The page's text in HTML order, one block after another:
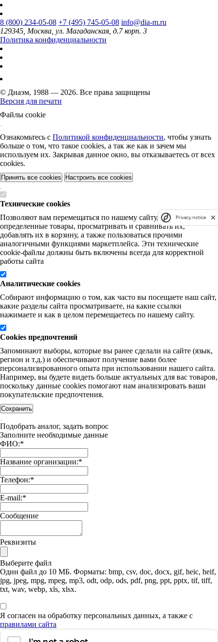
8 (800) 234-05-08 +7 (495) 745-05-08 info@dia-m.ru
129345, Москва, ул. Магаданская, д.7 корп. 3
Политика конфиденциальности
© Диаэм, 1988 — 2026. Все права защищены
Версия для печати
Файлы cookie
Ознакомьтесь с Политикой конфиденциальности, чтобы узнать
больше о том, что такое cookies, а так же как и зачем мы
используем их. Закрывая данное окно, вы отказываетесь от всех
cookies.
Принять все cookies Настроить все cookies
Технические cookies
Позволяют вам перемещаться по нашему сайту, искать
определенные товары, просматривать и сравнивать их,
добавлять их в корзину, а также пользоваться прочими
аналогичными функциями маркетплейса. Эти технические
cookie-файлы должны быть включены всегда для корректной
работы сайта
Аналитические cookies
Собирают информацию о том, как часто вы посещаете наш сайт,
какие разделы сайта просматриваете, на какие ссылки
нажимаете и как в целом перемещаетесь по нашему сайту.
Cookies предпочтений
Запоминают выборы, которые вы ранее сделали на сайте (язык,
регион и т.д.) и обеспечивают получение вами более
персонализированного опыта при использовании нашего сайта.
Например, вы будете видеть больше актуальных для вас товаров,
поскольку данные cookies помогают нам анализировать ваши
покупательские предпочтения.
Сохранить
Подобрать аналог, задать вопрос
Заполните необходимые данные
ФИО:*
Название организации:*
Телефон:*
E-mail:*
Сообщение
Реквизиты
Выберите файл
Один файл до 10 МБ. Форматы: bmp, csv, doc, docx, gif, heic, heif,
jpg, jpeg, mpg, mpeg, mp3, odt, odp, ods, pdf, png, ppt, pptx, tif, tiff,
txt, wav, webp, xls, xlsx.
Я согласен на обработку персональных данных, а также с
правилами сайта
Privacy notice